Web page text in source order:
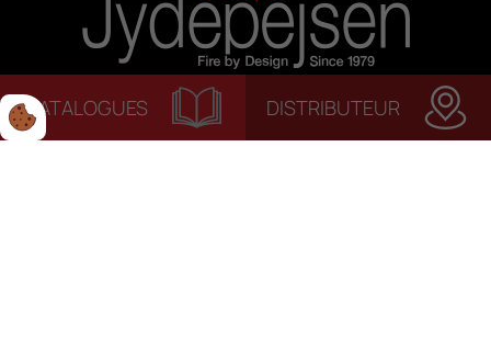
CATALOGUES DISTRIBUTEUR